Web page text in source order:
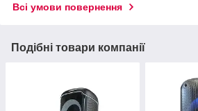
Всі умови повернення
Подібні товари компанії